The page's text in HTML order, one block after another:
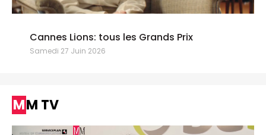
Cannes Lions: tous les Grands Prix
Samedi 27 Juin 2026
MM TV